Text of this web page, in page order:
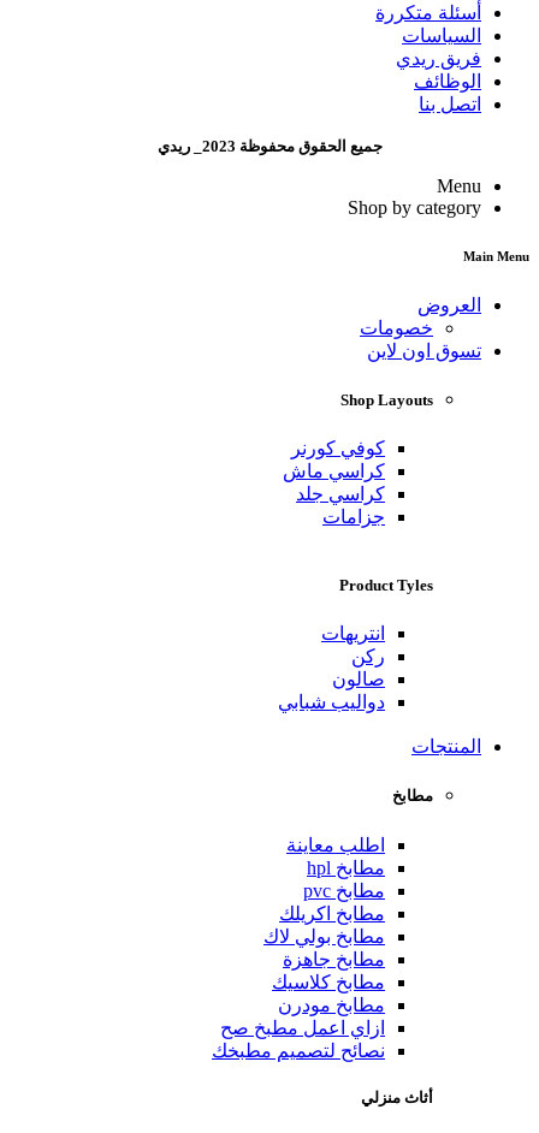
أسئلة متكررة
السياسات
فريق ريدي
الوظائف
اتصل بنا
جميع الحقوق محفوظة 2023_ ريدي
Menu
Shop by category
Main Menu
العروض
خصومات
تسوق اون لاين
Shop Layouts
كوفي كورنر
كراسي ماش
كراسي جلد
جزامات
Product Tyles
انتريهات
ركن
صالون
دواليب شبابي
المنتجات
مطابخ
اطلب معاينة
مطابخ hpl
مطابخ pvc
مطابخ اكريلك
مطابخ بولي لاك
مطابخ جاهزة
مطابخ كلاسيك
مطابخ مودرن
ازاي اعمل مطبخ صح
نصائح لتصميم مطبخك
أثاث منزلي